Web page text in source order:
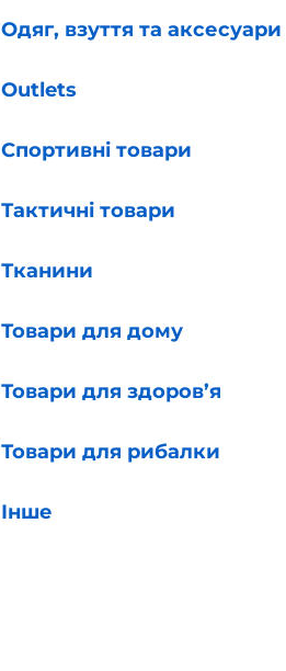
Одяг, взуття та аксесуари
Outlets
Спортивні товари
Тактичні товари
Тканини
Товари для дому
Товари для здоров’я
Товари для рибалки
Інше